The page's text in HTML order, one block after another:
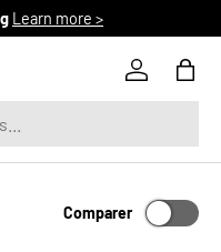
Learn more >
Se
Comparer